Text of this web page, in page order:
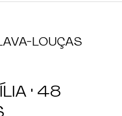
LOUÇAS
· 48